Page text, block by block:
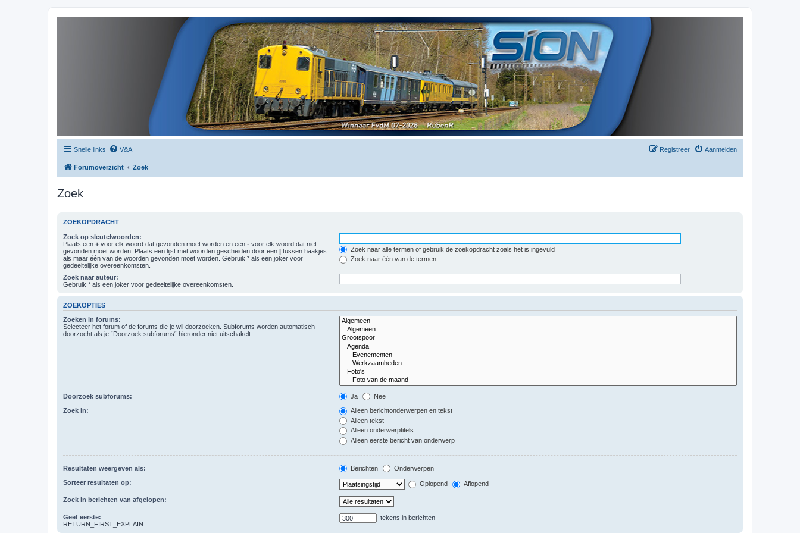
Snelle links V&A Aanmelden
Registreer
Forumoverzicht Zoek
Zoek
ZOEKOPDRACHT
Zoek op sleutelwoorden:
Plaats een + voor elk woord dat gevonden moet worden en een - voor elk woord dat niet
gevonden moet worden. Plaats een lijst met woorden gescheiden door een | tussen haakjes
als maar één van de woorden gevonden moet worden. Gebruik * als een joker voor
gedeeltelijke overeenkomsten.
Zoek naar alle termen of gebruik de zoekopdracht zoals het is ingevuld
Zoek naar één van de termen
Zoek naar auteur:
Gebruik * als een joker voor gedeeltelijke overeenkomsten.
ZOEKOPTIES
Zoeken in forums:
Selecteer het forum of de forums die je wil doorzoeken. Subforums worden automatisch
doorzocht als je “Doorzoek subforums“ hieronder niet uitschakelt.
Doorzoek subforums: Ja Nee
Zoek in:
Alleen berichtonderwerpen en tekst
Alleen tekst
Alleen onderwerptitels
Alleen eerste bericht van onderwerp
Resultaten weergeven als: Berichten Onderwerpen
Sorteer resultaten op: Oplopend Aflopend
Zoek in berichten van afgelopen:
Geef eerste:
RETURN_FIRST_EXPLAIN
tekens in berichten